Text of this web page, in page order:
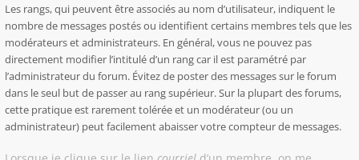
Les rangs, qui peuvent être associés au nom d’utilisateur, indiquent le
nombre de messages postés ou identifient certains membres tels que les
modérateurs et administrateurs. En général, vous ne pouvez pas
directement modifier l’intitulé d’un rang car il est paramétré par
l’administrateur du forum. Évitez de poster des messages sur le forum
dans le seul but de passer au rang supérieur. Sur la plupart des forums,
cette pratique est rarement tolérée et un modérateur (ou un
administrateur) peut facilement abaisser votre compteur de messages.